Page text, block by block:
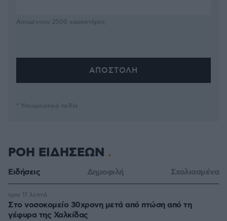
Απομένουν 2500 χαρακτήρες
* Υποχρεωτικά πεδία
ΡΟΗ ΕΙΔΗΣΕΩΝ
Ειδήσεις Δημοφιλή Σχολιασμένα
Στο νοσοκομείο 30χρονη μετά από πτώση από τη
γέφυρα της Χαλκίδας
πριν 11 λεπτά